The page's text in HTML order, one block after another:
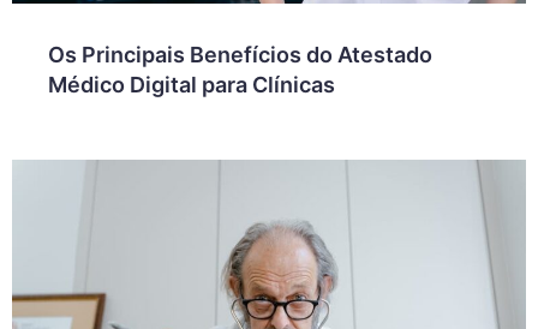
Os Principais Benefícios do Atestado
Médico Digital para Clínicas